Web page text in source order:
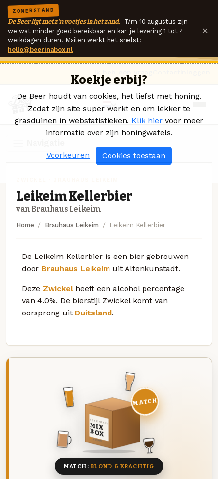
ZOMERSTAND
De Beer ligt met z'n voetjes in het zand. T/m 10 augustus zijn
we wat minder goed bereikbaar en kan je levering 1 tot 4
werkdagen duren. Mailen werkt het snelst:
hello@beerinabox.nl
×
Leikeim Kellerbier
van Brauhaus Leikeim
Home Brauhaus Leikeim Leikeim Kellerbier
De Leikeim Kellerbier is een bier gebrouwen
door Brauhaus Leikeim uit Altenkunstadt.
Deze Zwickel heeft een alcohol percentage
van 4.0%. De bierstijl Zwickel komt van
oorsprong uit Duitsland.
DEZE MAAND
MIX
BOX
8 BIEREN
MATCH
MATCH: BLOND & KRACHTIG
Koekje erbij?
De Beer houdt van cookies, het liefst met honing.
Zodat zijn site super werkt en om lekker te
grasduinen in webstatistieken. Klik hier voor meer
informatie over zijn honingwafels.
Voorkeuren Cookies toestaan